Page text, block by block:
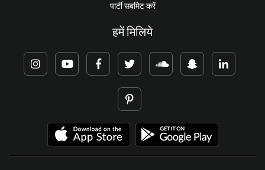
पार्टी सबमिट करें
हमें मिलिये